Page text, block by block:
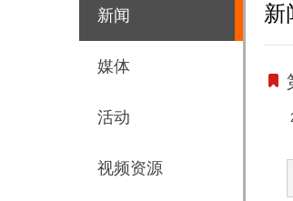
新闻
媒体
活动
视频资源
新